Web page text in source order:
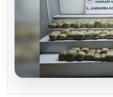
07.08.2026